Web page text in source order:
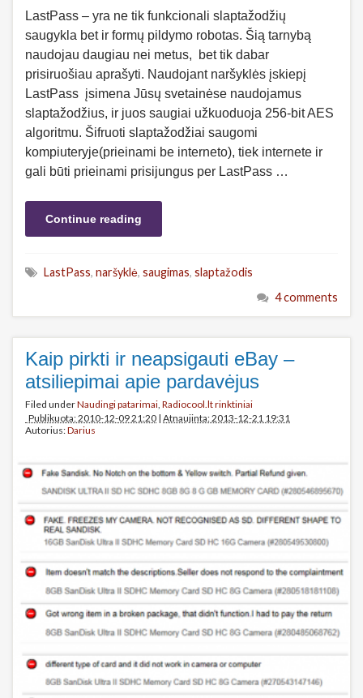
LastPass – yra ne tik funkcionali slaptažodžių
saugykla bet ir formų pildymo robotas. Šią tarnybą
naudojau daugiau nei metus, bet tik dabar
prisiruošiau aprašyti. Naudojant naršyklės įskiepį
LastPass įsimena Jūsų svetainėse naudojamus
slaptažodžius, ir juos saugiai užkuoduoja 256-bit AES
algoritmu. Šifruoti slaptažodžiai saugomi
kompiuteryje(prieinami be interneto), tiek internete ir
gali būti prieinami prisijungus per LastPass …
Continue reading
LastPass, naršyklė, saugimas, slaptažodis
4 comments
Kaip pirkti ir neapsigauti eBay –
atsiliepimai apie pardavėjus
Filed underNaudingi patarimai, Radiocool.lt rinktiniai
Publikuota: 2010-12-09 21:20 | Atnaujinta: 2013-12-21 19:31
Autorius:Darius